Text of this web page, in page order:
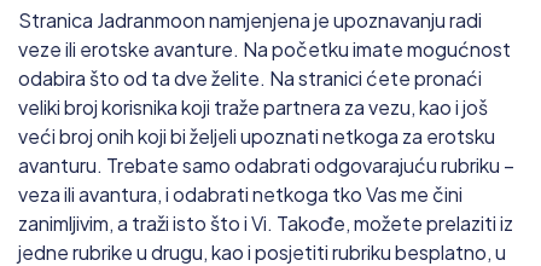
Stranica Jadranmoon namjenjena je upoznavanju radi
veze ili erotske avanture. Na početku imate mogućnost
odabira što od ta dve želite. Na stranici ćete pronaći
veliki broj korisnika koji traže partnera za vezu, kao i još
veći broj onih koji bi željeli upoznati netkoga za erotsku
avanturu. Trebate samo odabrati odgovarajuću rubriku –
veza ili avantura, i odabrati netkoga tko Vas me čini
zanimljivim, a traži isto što i Vi. Takođe, možete prelaziti iz
jedne rubrike u drugu, kao i posjetiti rubriku besplatno, u